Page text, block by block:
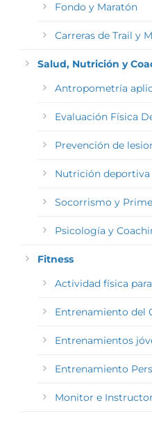
Fondo y Maratón
Carreras de Trail y
Salud, Nutrición y
Antropometría
Evaluación Física
Prevención de
Nutrición deportiva
Socorrismo y
Psicología y
Fitness
Actividad física
Entrenamiento del
Entrenamientos
Entrenamiento
Monitor e